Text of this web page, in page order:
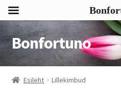
Liigu
navigeerimisele
Liigu
sisu
juurde
Bonfortuno
Esileht Lillekimbud